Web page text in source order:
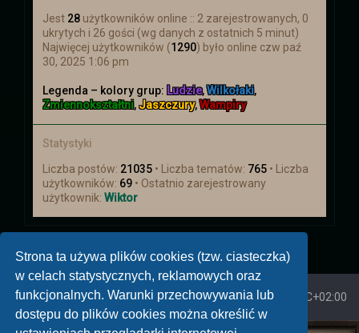
Strona ta używa plików cookies (tzw. ciasteczka)
w celach statystycznych, reklamowych oraz
funkcjonalnych. Warunki przechowywania lub
dostępu do plików cookies można określić w
Jest 28 użytkowników online :: 2 zarejestrowanych, 0
ukrytych i 26 gości (wg danych z ostatnich 5 minut)
Najwięcej użytkowników (1290) było online czw paź
30, 2025 1:06 pm
Legenda – kolory grup: Ludzie,Wilkołaki,
Zmiennokształtni,Jaszczury,Wampiry
Statystyki
Liczba postów: 21035 • Liczba tematów: 765 • Liczba
użytkowników: 69 • Ostatnio zarejestrowany
użytkownik: Wiktor
Strona główna Strefa czasowa UTC+02:00